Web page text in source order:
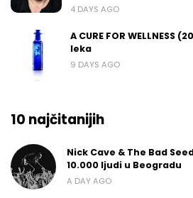
4 DAYS AGO
A CURE FOR WELLNESS
leka
9 DAYS AGO
10 najčitanijih
Nick Cave & The Bad
10.000 ljudi u Beogradu
A DAY AGO